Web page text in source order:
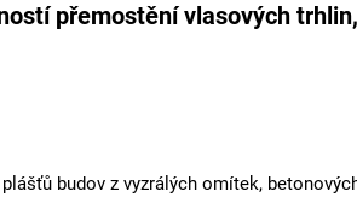
přemostění vlasových
budov z vyzrálých omítek,